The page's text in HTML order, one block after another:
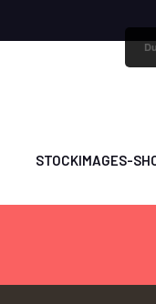
STOCKIMAGES-